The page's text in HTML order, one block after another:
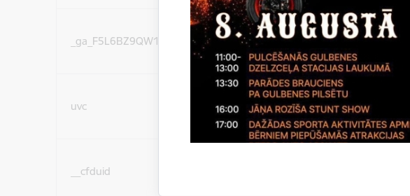
_ga_F5L6BZ9QW1
Statistikas sīkdatnes (nepieciešamas,
lai uzlabotu vietnes darbību un
pakalpojumus)
uvc
Sociālo mediju sīkdatnes
(nepieciešamas, lai Jūs varētu dalīties
ar saturu sociālajos tīklos)
__cfduid